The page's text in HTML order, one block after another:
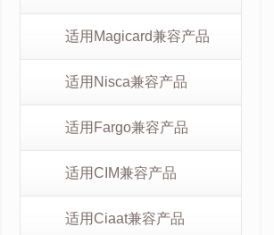
适用Magicard兼容产品
适用Nisca兼容产品
适用Fargo兼容产品
适用CIM兼容产品
适用Ciaat兼容产品